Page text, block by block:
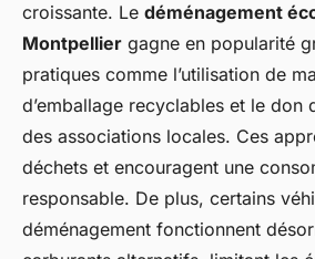
croissante. Le déménagement
Montpellier gagne en popularité
pratiques comme l’utilisation de
d’emballage recyclables et le don
des associations locales. Ces
déchets et encouragent une
responsable. De plus, certains
déménagement fonctionnent